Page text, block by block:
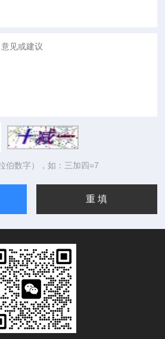
伯数字），如：三加四=7